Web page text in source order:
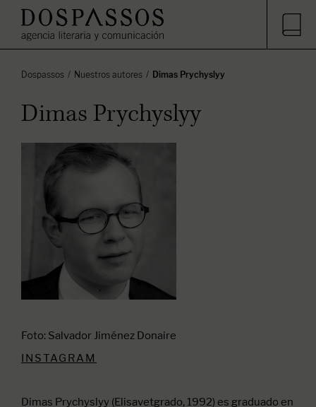
Dimas Prychyslyy
Nuestros autores
Dospassos
Dimas Prychyslyy
Foto: Salvador Jiménez Donaire
INSTAGRAM
Dimas Prychyslyy (Elisavetgrado, 1992) es graduado en